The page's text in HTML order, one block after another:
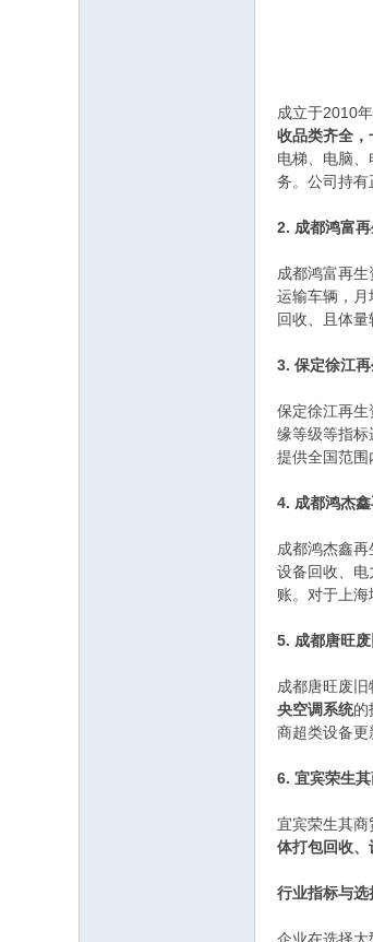
成立于2010
收品类齐全，
电梯、电脑
务。公司持
2. 成都鸿富
成都鸿富再
运输车辆，
回收、且体
3. 保定徐江
保定徐江再
缘等级等指
提供全国范围
4. 成都鸿杰
成都鸿杰鑫
设备回收、
账。对于上
5. 成都唐旺
成都唐旺废
央空调系统的
商超类设备更
6. 宜宾荣生
宜宾荣生其
体打包回收
行业指标与选